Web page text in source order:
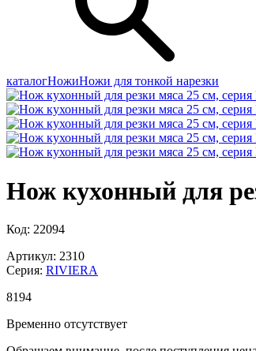
каталогНожиНожи для тонкой нарезки
Нож кухонный для
Код: 22094
Артикул: 2310
Серия: RIVIERA
8194
Временно отсутствует